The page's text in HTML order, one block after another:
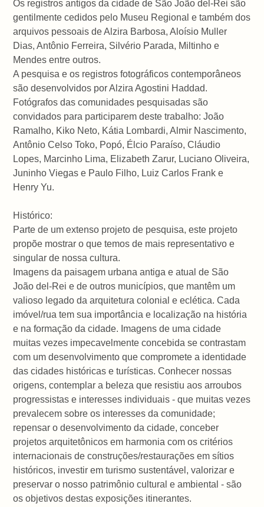
Os registros antigos da cidade de São João del-Rei são
gentilmente cedidos pelo Museu Regional e também dos
arquivos pessoais de Alzira Barbosa, Aloísio Muller
Dias, Antônio Ferreira, Silvério Parada, Miltinho e
Mendes entre outros.
A pesquisa e os registros fotográficos contemporâneos
são desenvolvidos por Alzira Agostini Haddad.
Fotógrafos das comunidades pesquisadas são
convidados para participarem deste trabalho: João
Ramalho, Kiko Neto, Kátia Lombardi, Almir Nascimento,
Antônio Celso Toko, Popó, Élcio Paraíso, Cláudio
Lopes, Marcinho Lima, Elizabeth Zarur, Luciano Oliveira,
Juninho Viegas e Paulo Filho, Luiz Carlos Frank e
Henry Yu.
Histórico:
Parte de um extenso projeto de pesquisa, este projeto
propõe mostrar o que temos de mais representativo e
singular de nossa cultura.
Imagens da paisagem urbana antiga e atual de São
João del-Rei e de outros municípios, que mantêm um
valioso legado da arquitetura colonial e eclética. Cada
imóvel/rua tem sua importância e localização na história
e na formação da cidade. Imagens de uma cidade
muitas vezes impecavelmente concebida se contrastam
com um desenvolvimento que compromete a identidade
das cidades históricas e turísticas. Conhecer nossas
origens, contemplar a beleza que resistiu aos arroubos
progressistas e interesses individuais - que muitas vezes
prevalecem sobre os interesses da comunidade;
repensar o desenvolvimento da cidade, conceber
projetos arquitetônicos em harmonia com os critérios
internacionais de construções/restaurações em sítios
históricos, investir em turismo sustentável, valorizar e
preservar o nosso patrimônio cultural e ambiental - são
os objetivos destas exposições itinerantes.